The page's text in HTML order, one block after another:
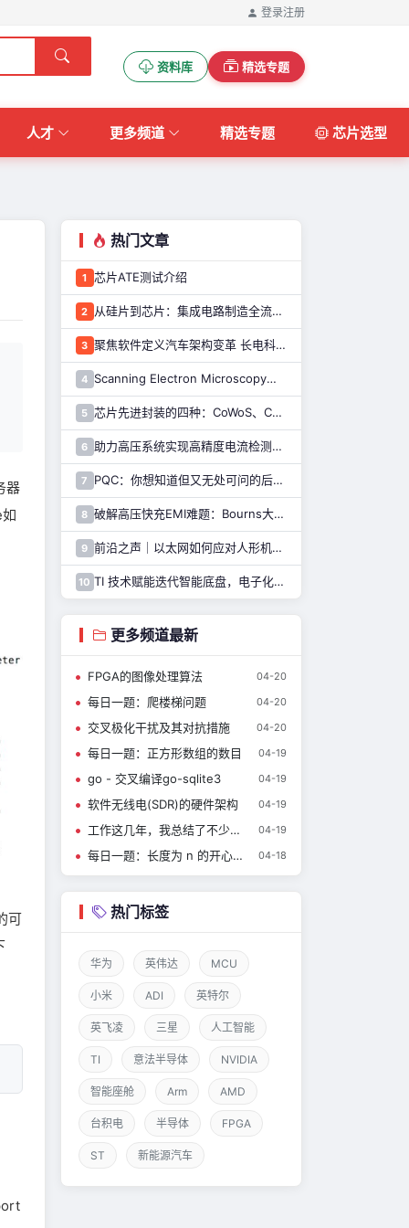
登录注册
资料库 精选专题
人才 更多频道 精选专题 芯片选型
器
可
amd64freebsd     386freebsd
热门文章
1 芯片ATE测试介绍
2 从硅片到芯片：集成电路制造全流程解析
3 聚焦软件定义汽车架构变革 长电科技打造系统化车规级半导体封测能力
4 Scanning Electron Microscopy（Train for advanced research）扫描电子显微镜介绍（二）
5 芯片先进封装的四种：CoWoS、CoPoS、Glass Core与CoWoP
6 助力高压系统实现高精度电流检测，纳芯微推出NSM2051集成式霍尔电流传感器
7 PQC：你想知道但又无处可问的后量子密码干货都在这里了
8 破解高压快充EMI难题：Bourns大电流车规电感解决方案
9 前沿之声｜以太网如何应对人形机器人通信挑战—— TI 以太网产品系列助力解决
10 TI 技术赋能迭代智能底盘，电子化重构整车行驶逻辑与驾乘体验
更多频道最新
FPGA的图像处理算法 04-20
每日一题：爬楼梯问题 04-20
交叉极化干扰及其对抗措施 04-20
每日一题：正方形数组的数目 04-19
go - 交叉编译go-sqlite3 04-19
软件无线电(SDR)的硬件架构 04-19
工作这几年，我总结了不少摸鱼技巧！ 04-19
每日一题：长度为 n 的开心字符串中字典序第 k 小的字符串 04-18
热门标签
华为 英伟达 MCU
小米 ADI 英特尔
英飞凌 三星 人工智能
TI 意法半导体 NVIDIA
智能座舱 Arm AMD
台积电 半导体 FPGA
ST 新能源汽车